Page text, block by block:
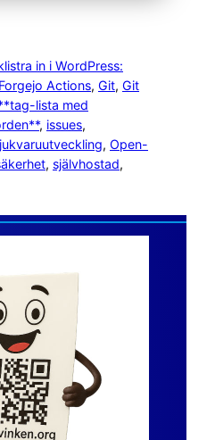
in i WordPress:
Forgejo Actions, Git, Git
lista med
, issues
, Open-
, självhostad